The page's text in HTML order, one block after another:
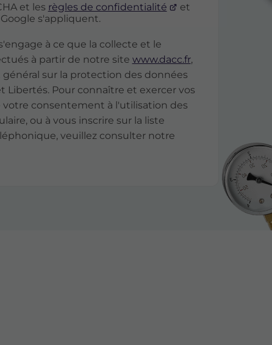
et les règles de confidentialité
et
s'appliquent.
à ce que la collecte et le
à partir de notre site www.dacc.fr,
sur la protection des données
Libertés. Pour connaître et exercer vos
consentement à l'utilisation des
ou à vous inscrire sur la liste
veuillez consulter notre